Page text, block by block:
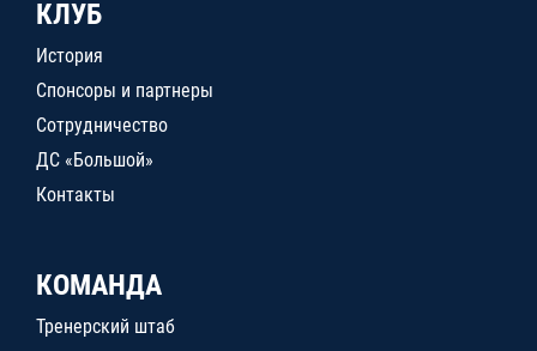
КЛУБ
История
Спонсоры и партнеры
Сотрудничество
ДС «Большой»
Контакты
КОМАНДА
Тренерский штаб